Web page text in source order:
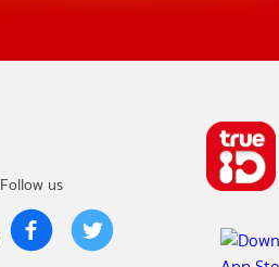
Follow us